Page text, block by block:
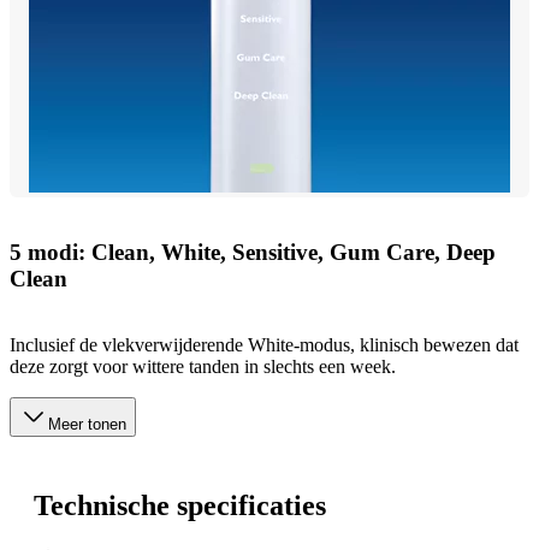
5 modi: Clean, White, Sensitive, Gum Care, Deep
Clean
Inclusief de vlekverwijderende White-modus, klinisch bewezen dat
deze zorgt voor wittere tanden in slechts een week.
Meer tonen
Technische specificaties